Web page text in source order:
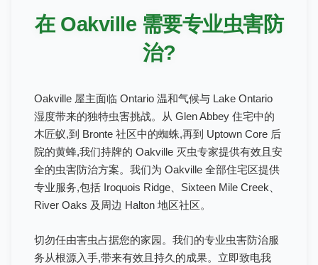
在 Oakville 需要专业虫害防
治?
Oakville 屋主面临 Ontario 温和气候与 Lake Ontario
湿度带来的独特虫害挑战。从 Glen Abbey 住宅中的
木匠蚁,到 Bronte 社区中的蜘蛛,再到 Uptown Core 后
院的黄蜂,我们持牌的 Oakville 灭虫专家提供有效且安
全的虫害防治方案。我们为 Oakville 全部住宅区提供
专业服务,包括 Iroquois Ridge、Sixteen Mile Creek、
River Oaks 及周边 Halton 地区社区。
切勿任由害虫占据您的家园。我们的专业虫害防治服
务从根源入手,带来有效且持久的成果。立即致电我